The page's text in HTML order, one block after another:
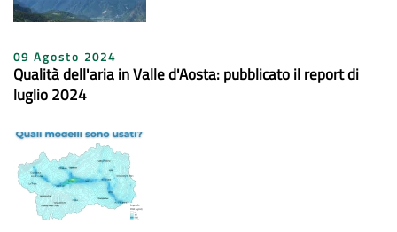
09 Agosto 2024
Qualità dell'aria in Valle d'Aosta: pubblicato il report di
luglio 2024